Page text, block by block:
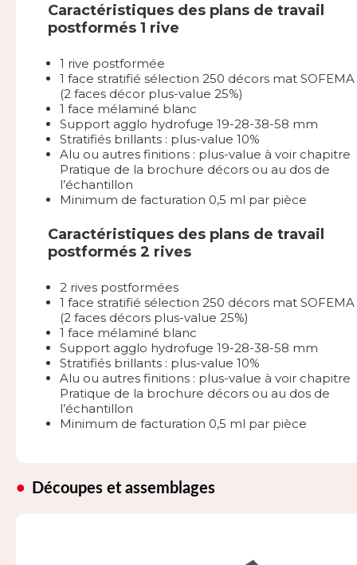
Caractéristiques des plans de travail
postformés 1 rive
1 rive postformée
1 face stratifié sélection 250 décors mat SOFEMA
(2 faces décor plus-value 25%)
1 face mélaminé blanc
Support agglo hydrofuge 19-28-38-58 mm
Stratifiés brillants : plus-value 10%
Alu ou autres finitions : plus-value à voir chapitre
Pratique de la brochure décors ou au dos de
l’échantillon
Minimum de facturation 0,5 ml par pièce
Caractéristiques des plans de travail
postformés 2 rives
2 rives postformées
1 face stratifié sélection 250 décors mat SOFEMA
(2 faces décors plus-value 25%)
1 face mélaminé blanc
Support agglo hydrofuge 19-28-38-58 mm
Stratifiés brillants : plus-value 10%
Alu ou autres finitions : plus-value à voir chapitre
Pratique de la brochure décors ou au dos de
l’échantillon
Minimum de facturation 0,5 ml par pièce
Découpes et assemblages